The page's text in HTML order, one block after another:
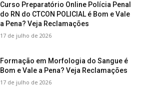
Curso Preparatório Online Polícia Penal
do RN do CTCON POLICIAL é Bom e Vale
a Pena? Veja Reclamações
17 de julho de 2026
Formação em Morfologia do Sangue é
Bom e Vale a Pena? Veja Reclamações
17 de julho de 2026